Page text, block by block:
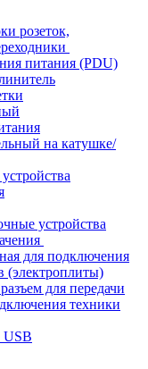
розеток,
питания (PDU)
на катушке/
устройства
для подключения
(электроплиты)
для передачи
техники
USB